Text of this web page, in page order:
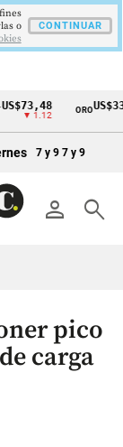
▼ 1.12
ORO
7 y 9 7 y 9
person search
pico
carga
o
CONTINUAR